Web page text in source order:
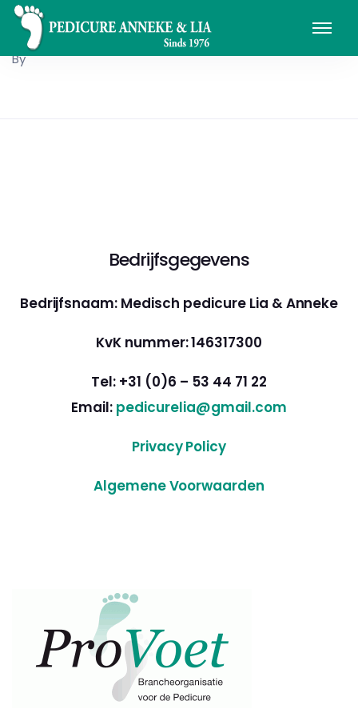
By
Bedrijfsgegevens
Bedrijfsnaam: Medisch pedicure Lia & Anneke
KvK nummer: 146317300
Tel: +31 (0)6 – 53 44 71 22
Email: pedicurelia@gmail.com
Privacy Policy
Algemene Voorwaarden